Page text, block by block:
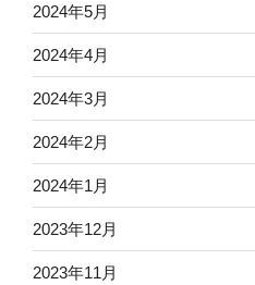
2024年5月
2024年4月
2024年3月
2024年2月
2024年1月
2023年12月
2023年11月